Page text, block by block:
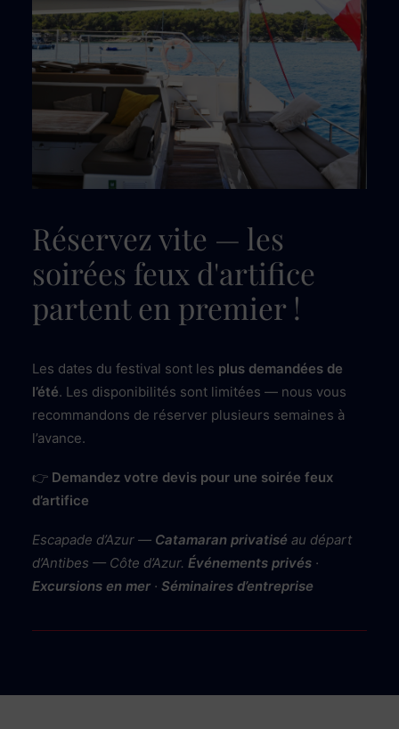
Réservez vite — les
soirées feux d'artifice
partent en premier !
Les dates du festival sont les plus demandées de
l’été. Les disponibilités sont limitées — nous vous
recommandons de réserver plusieurs semaines à
l’avance.
👉 Demandez votre devis pour une soirée feux
d’artifice
Escapade d’Azur — Catamaran privatisé au départ
d’Antibes — Côte d’Azur. Événements privés ·
Excursions en mer · Séminaires d’entreprise